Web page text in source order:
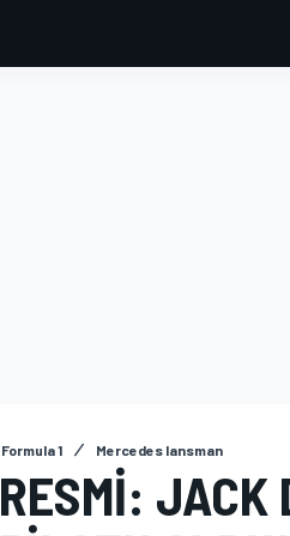
Formula 1 Mercedes lansman
RESMI: JACK